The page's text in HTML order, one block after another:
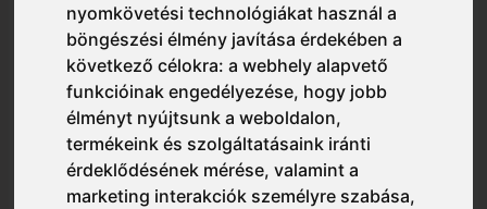
nyomkövetési technológiákat használ a
böngészési élmény javítása érdekében a
következő célokra:a webhely alapvető
funkcióinak engedélyezése, hogy jobb
élményt nyújtsunk a weboldalon,
termékeink és szolgáltatásaink iránti
érdeklődésének mérése, valamint a
marketing interakciók személyre szabása,
P440 Portwest A2P3 Ready to
use Half Mask